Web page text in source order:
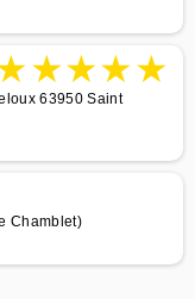
★★★★
63950 Saint
Chamblet)